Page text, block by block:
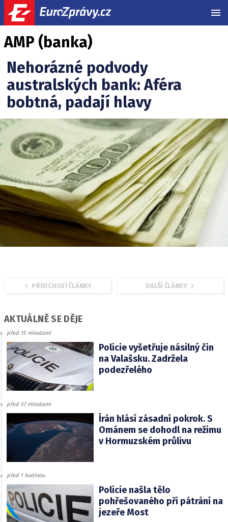
AMP (banka)
Nehorázné podvody
australských bank: Aféra
bobtná, padají hlavy
PŘEDCHOZÍ ČLÁNKY DALŠÍ ČLÁNKY
AKTUÁLNĚ SE DĚJE
před 15 minutami
Policie vyšetřuje násilný čin
na Valašsku. Zadržela
podezřelého
před 57 minutami
Írán hlásí zásadní pokrok. S
Ománem se dohodl na režimu
v Hormuzském průlivu
před 1 hodinou
Policie našla tělo
pohřešovaného při pátrání na
jezeře Most